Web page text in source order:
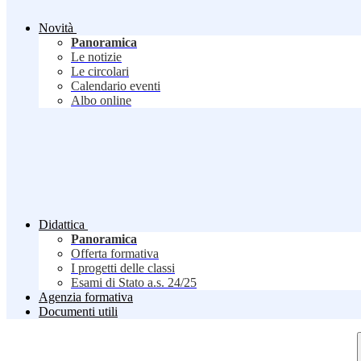
Novità
Panoramica
Le notizie
Le circolari
Calendario eventi
Albo online
Didattica
Panoramica
Offerta formativa
I progetti delle classi
Esami di Stato a.s. 24/25
Agenzia formativa
Documenti utili